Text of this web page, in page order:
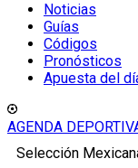
Noticias
Guías
Códigos
Pronósticos
Apuesta del
AGENDA
Selección